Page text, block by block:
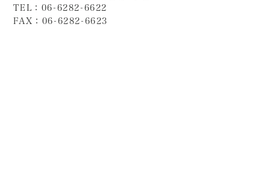
TEL：06-6282-6622
FAX：06-6282-6623